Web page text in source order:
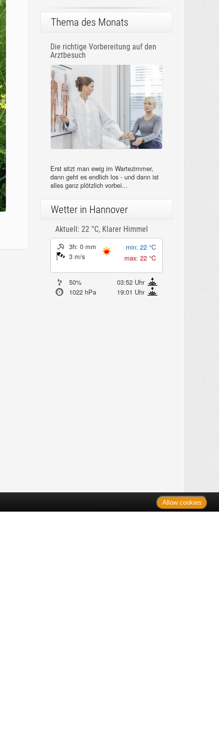
Thema des Monats
Die richtige Vorbereitung auf den
Arztbesuch
Erst sitzt man ewig im Wartezimmer,
dann geht es endlich los - und dann ist
alles ganz plötzlich vorbei...
Wetter in Hannover
Aktuell: 22 °C, Klarer Himmel
3h: 0 mm
3 m/s
min: 22 °C
max: 22 °C
50%
03:52 Uhr
1022 hPa
19:01 Uhr
Kontakt
Allow cookies